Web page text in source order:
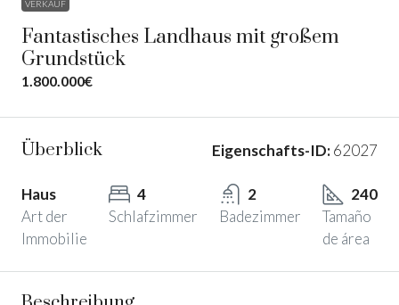
VERKAUF
Fantastisches Landhaus mit großem
Grundstück
1.800.000€
Überblick Eigenschafts-ID:62027
Haus
Art der
Immobilie
4
Schlafzimmer
2
Badezimmer
240
Tamaño
de área